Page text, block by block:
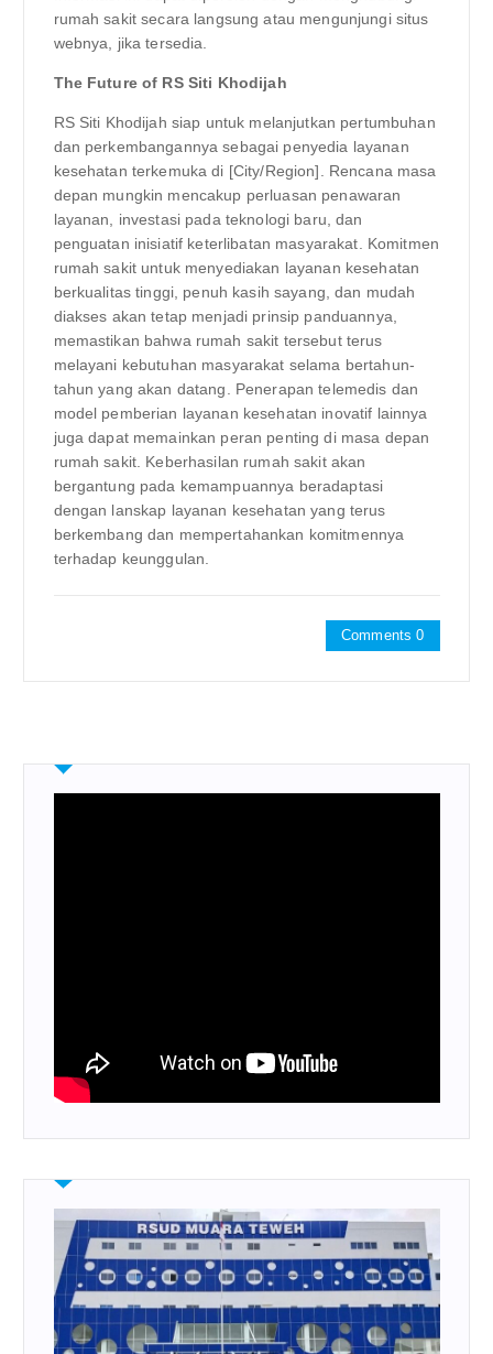
rumah sakit secara langsung atau mengunjungi situs
webnya, jika tersedia.
The Future of RS Siti Khodijah
RS Siti Khodijah siap untuk melanjutkan pertumbuhan
dan perkembangannya sebagai penyedia layanan
kesehatan terkemuka di [City/Region]. Rencana masa
depan mungkin mencakup perluasan penawaran
layanan, investasi pada teknologi baru, dan
penguatan inisiatif keterlibatan masyarakat. Komitmen
rumah sakit untuk menyediakan layanan kesehatan
berkualitas tinggi, penuh kasih sayang, dan mudah
diakses akan tetap menjadi prinsip panduannya,
memastikan bahwa rumah sakit tersebut terus
melayani kebutuhan masyarakat selama bertahun-
tahun yang akan datang. Penerapan telemedis dan
model pemberian layanan kesehatan inovatif lainnya
juga dapat memainkan peran penting di masa depan
rumah sakit. Keberhasilan rumah sakit akan
bergantung pada kemampuannya beradaptasi
dengan lanskap layanan kesehatan yang terus
berkembang dan mempertahankan komitmennya
terhadap keunggulan.
Comments 0